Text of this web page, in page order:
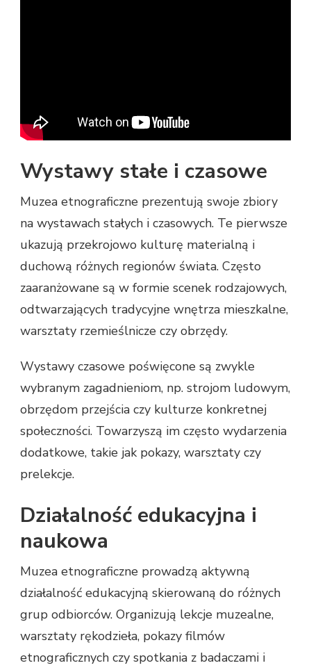
Wystawy stałe i czasowe
Muzea etnograficzne prezentują swoje zbiory
na wystawach stałych i czasowych. Te pierwsze
ukazują przekrojowo kulturę materialną i
duchową różnych regionów świata. Często
zaaranżowane są w formie scenek rodzajowych,
odtwarzających tradycyjne wnętrza mieszkalne,
warsztaty rzemieślnicze czy obrzędy.
Wystawy czasowe poświęcone są zwykle
wybranym zagadnieniom, np. strojom ludowym,
obrzędom przejścia czy kulturze konkretnej
społeczności. Towarzyszą im często wydarzenia
dodatkowe, takie jak pokazy, warsztaty czy
prelekcje.
Działalność edukacyjna i
naukowa
Muzea etnograficzne prowadzą aktywną
działalność edukacyjną skierowaną do różnych
grup odbiorców. Organizują lekcje muzealne,
warsztaty rękodzieła, pokazy filmów
etnograficznych czy spotkania z badaczami i